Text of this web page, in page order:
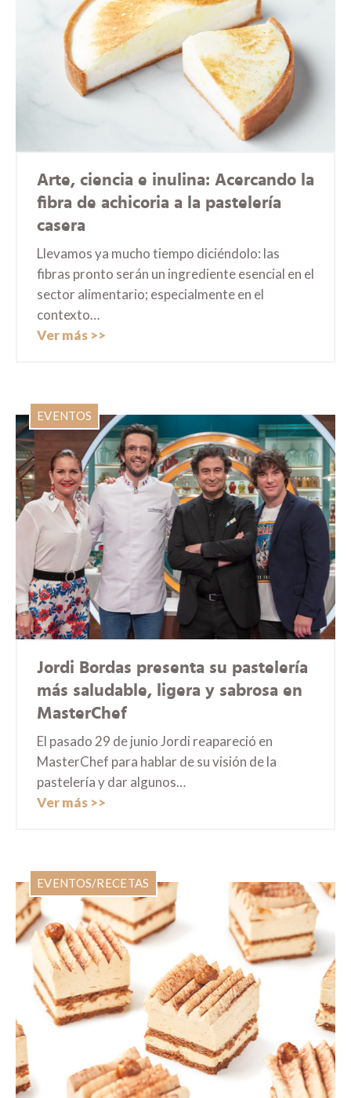
Arte, ciencia e inulina: Acercando la
fibra de achicoria a la pastelería
casera
Llevamos ya mucho tiempo diciéndolo: las
fibras pronto serán un ingrediente esencial en el
sector alimentario; especialmente en el
contexto…
Ver más
EVENTOS
Jordi Bordas presenta su pastelería
más saludable, ligera y sabrosa en
MasterChef
El pasado 29 de junio Jordi reapareció en
MasterChef para hablar de su visión de la
pastelería y dar algunos…
Ver más
EVENTOS/RECETAS